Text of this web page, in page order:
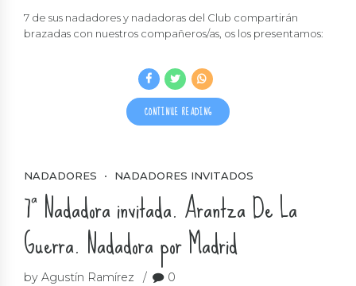
7 de sus nadadores y nadadoras del Club compartirán
brazadas con nuestros compañeros/as, os los presentamos:
CONTINUE READING
NADADORES NADADORES INVITADOS
7ª Nadadora invitada. Arantza De La
Guerra. Nadadora por Madrid
by Agustín Ramírez 0